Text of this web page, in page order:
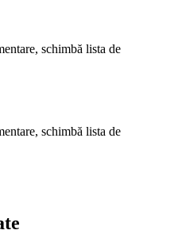
schimbă lista de
schimbă lista de